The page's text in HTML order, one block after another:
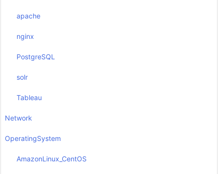
apache
nginx
PostgreSQL
solr
Tableau
Network
OperatingSystem
AmazonLinux_CentOS